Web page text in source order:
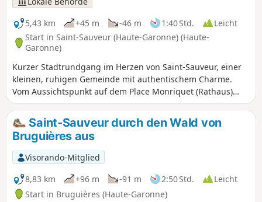
insbesondere ein privater Park mit Damwild
und Rehen.
5,43 km
+45 m -46 m 1:40 Std.
Leicht
Start in Saint-Sauveur (Haute-Garonne) (Haute-
Garonne)
Kurzer Stadtrundgang im Herzen von Saint-Sauveur, einer
kleinen, ruhigen Gemeinde mit authentischem Charme.
Vom Aussichtspunkt auf dem Place Monriquet (Rathaus)
können Sie mehrere Kirchtürme der umliegenden Kirchen
sehen: Erkennen Sie sie?
Saint-Sauveur durch den Wald von
Bruguières aus
Visorando-Mitglied
8,83 km
+96 m -91 m 2:50 Std.
Leicht
Start in Bruguières (Haute-Garonne)